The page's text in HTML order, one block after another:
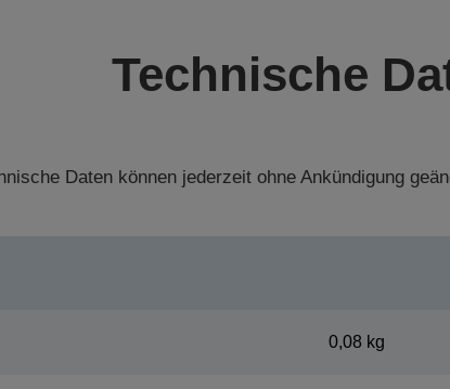
Technische
Daten können jederzeit ohne Ankündigung
0,08 kg